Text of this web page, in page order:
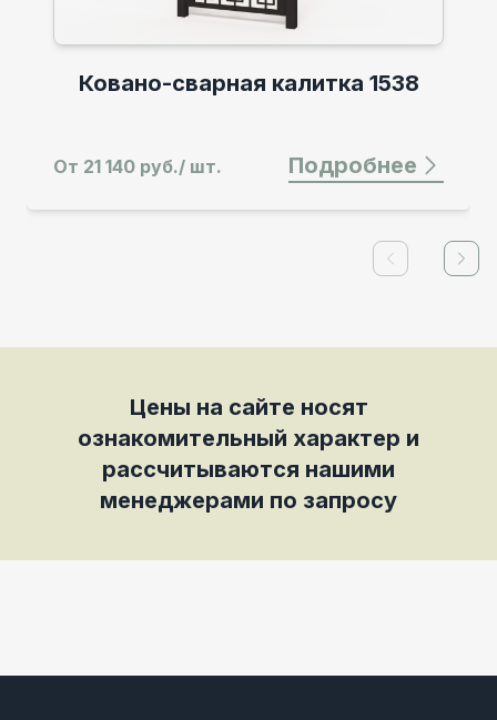
Ковано-сварные распашные
От 56 364 руб./ шт.
Previous
Цены на сайте носят
ознакомительный характер и
рассчитываются нашими
менеджерами по запросу